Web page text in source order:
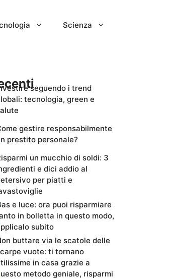
Scienza
seguendo i trend
tecnologia, green e
gestire responsabilmente
prestito personale?
un mucchio di soldi: 3
e dici addio al
per piatti e
e luce: ora puoi risparmiare
in bolletta in questo modo,
subito
buttare via le scatole delle
vuote: ti tornano
in casa grazie a
metodo geniale, risparmi